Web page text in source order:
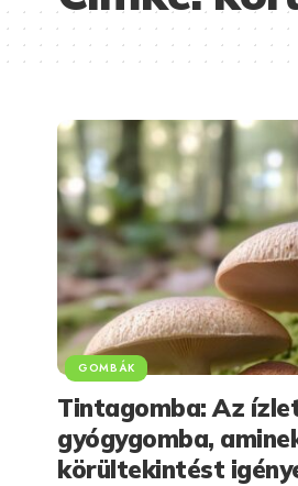
GOMBÁK
Tintagomba: Az
gyógygomba,
körültekintést